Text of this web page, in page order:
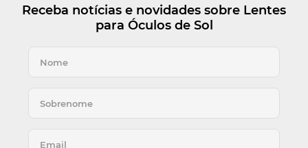
Receba notícias e novidades sobre Lentes
para Óculos de Sol